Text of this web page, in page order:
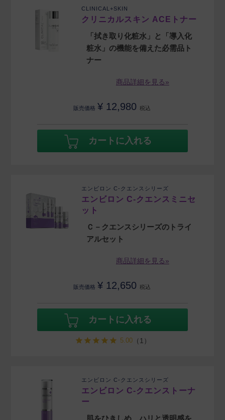
CLINICAL+SKIN
クリニカルスキン ACEトナー
「拭き取り化粧水」と「導入化
粧水」の機能を備えた必需品ト
ナー
商品詳細を見る»
販売価格 ¥ 12,980 税込
カートに入れる
エンビロン C-クエンスシリーズ
エンビロン C-クエンスミニセ
ット
Ｃ－クエンスシリーズのトライ
アルセット
商品詳細を見る»
販売価格 ¥ 12,650 税込
カートに入れる
5.00（1）
エンビロン C-クエンスシリーズ
エンビロン C-クエンストーナ
ー
肌をひきしめ、ハリと透明感を